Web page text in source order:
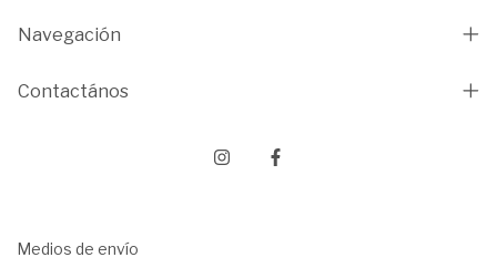
Navegación
Contactános
Medios de envío